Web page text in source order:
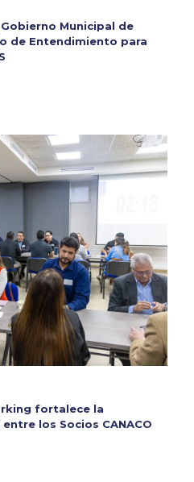
Municipal de
de Entendimiento para
fortalece la
los Socios CANACO